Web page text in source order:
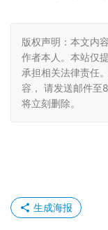
版权声明：本文内
作者本人。本站仅
承担相关法律责任
容， 请发送邮件至
将立刻删除。
生成海报